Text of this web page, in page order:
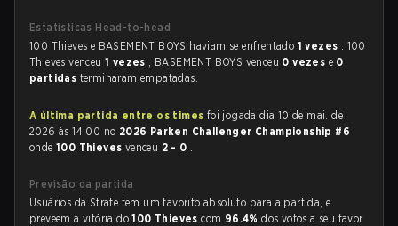
Estatísticas Head-to-head
100 Thieves e BASEMENT BOYS haviam se enfrentado 1 vezes . 100
Thieves venceu1 vezes , BASEMENT BOYS venceu 0 vezes e 0
partidas terminaram empatadas.
A última partida entre os times foi jogada dia 10 de mai. de
2026 às 14:00 no 2026 Parken Challenger Championship #6
onde 100 Thieves venceu 2 - 0 .
Previsão da partida
Usuários da Strafe tem um favorito absoluto para a partida, e
preveem a vitória do100 Thievescom 96.4%dos votos a seu favor